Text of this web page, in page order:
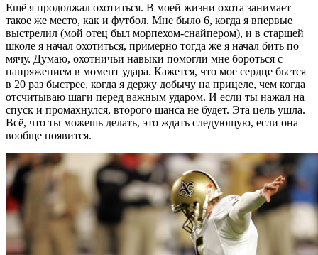
Ещё я продолжал охотиться. В моей жизни охота занимает
такое же место, как и футбол. Мне было 6, когда я впервые
выстрелил (мой отец был морпехом-снайпером), и в старшей
школе я начал охотиться, примерно тогда же я начал бить по
мячу. Думаю, охотничьи навыки помогли мне бороться с
напряжением в момент удара. Кажется, что мое сердце бьется
в 20 раз быстрее, когда я держу добычу на прицеле, чем когда
отсчитываю шаги перед важным ударом. И если ты нажал на
спуск и промахнулся, второго шанса не будет. Эта цель ушла.
Всё, что ты можешь делать, это ждать следующую, если она
вообще появится.